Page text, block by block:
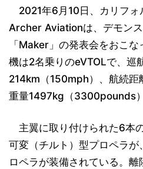
2021年6月10日、カリフォ
Archer Aviationは、デモン
「Maker」の発表会をおこ
機は2名乗りのeVTOLで、巡
214km（150mph）、航続
重量1497kg（3300pounds）
主翼に取り付けられた6本
可変（チルト）型プロペラ
ロペラが装備されている。